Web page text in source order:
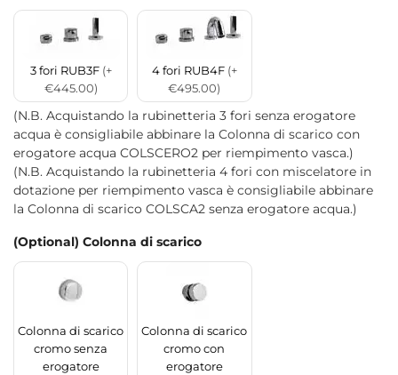
3 fori RUB3F (+
€445.00)
4 fori RUB4F (+
€495.00)
(N.B. Acquistando la rubinetteria 3 fori senza erogatore
acqua è consigliabile abbinare la Colonna di scarico con
erogatore acqua COLSCERO2 per riempimento vasca.)
(N.B. Acquistando la rubinetteria 4 fori con miscelatore in
dotazione per riempimento vasca è consigliabile abbinare
la Colonna di scarico COLSCA2 senza erogatore acqua.)
(Optional) Colonna di scarico
Colonna di scarico
cromo senza
erogatore
Colonna di scarico
cromo con
erogatore